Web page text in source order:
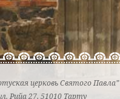
церковь Святого Павла”
Рийа 27, 51010 Тарту